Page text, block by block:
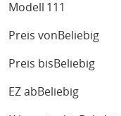
Modell 111
Preis von Beliebig
Preis bis Beliebig
EZ ab Beliebig